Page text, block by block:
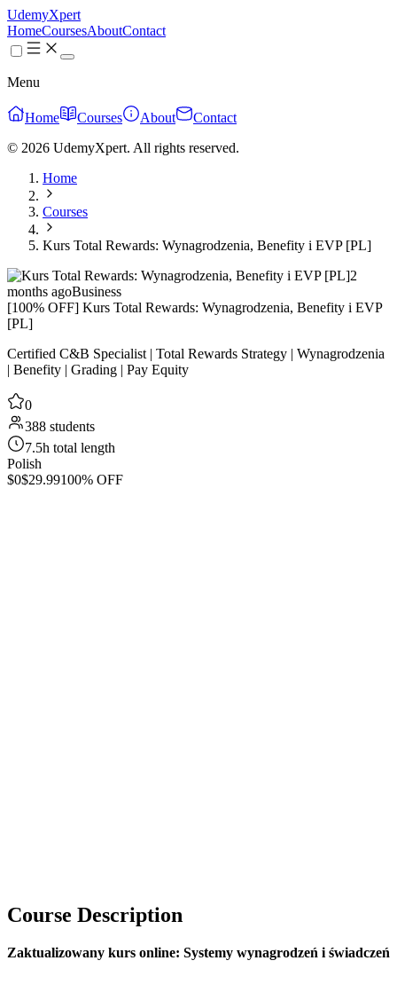
UdemyXpert
HomeCoursesAboutContact
Menu
Home Courses About
Contact
© 2026 UdemyXpert. All rights reserved.
Home
Courses
Kurs Total Rewards: Wynagrodzenia, Benefity i EVP [PL]
2
months agoBusiness
[100% OFF] Kurs Total Rewards: Wynagrodzenia, Benefity i EVP
[PL]
Certified C&B Specialist | Total Rewards Strategy | Wynagrodzenia
| Benefity | Grading | Pay Equity
0
388 students
7.5h total length
Polish
$0$29.99100% OFF
Course Description
Zaktualizowany kurs online: Systemy wynagrodzeń i świadczeń